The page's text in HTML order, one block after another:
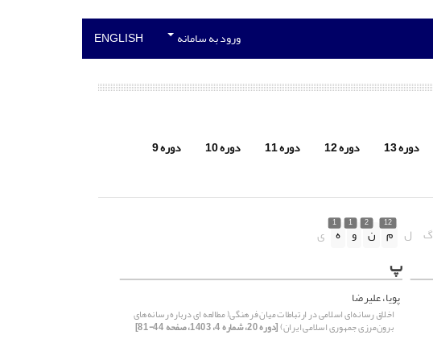
ورود به سامانه ENGLISH
دوره 13 دوره 12 دوره 11 دوره 10
دوره 9
گ ل
12
م
2
ن
1
و
1
ه ی
پ
پویا، علیرضا
اخلاق رسانه‌ای اسلامی در ارتباطات میان فرهنگی( مطالعه ای درباره رسانه‌های
برون‌مرزی جمهوری اسلامی ایران)[دوره 20، شماره 4، 1403، صفحه 44-81]